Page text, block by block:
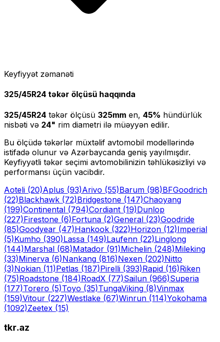
Keyfiyyət zəmanəti
325/45R24 təkər ölçüsü haqqında
325/45R24 təkər ölçüsü 325mm en, 45% hündürlük
nisbəti və 24" rim diametri ilə müəyyən edilir.
Bu ölçüdə təkərlər müxtəlif avtomobil modellərində
istifadə olunur və Azərbaycanda geniş yayılmışdır.
Keyfiyyətli təkər seçimi avtomobilinizin təhlükəsizliyi və
performansı üçün vacibdir.
Aoteli (20)Aplus (93)Arivo (55)Barum (98)BFGoodrich
(22)Blackhawk (72)Bridgestone (147)Chaoyang
(199)Continental (794)Cordiant (19)Dunlop
(227)Firestone (6)Fortuna (2)General (23)Goodride
(85)Goodyear (47)Hankook (322)Horizon (12)Imperial
(5)Kumho (390)Lassa (149)Laufenn (22)Linglong
(144)Marshal (68)Matador (91)Michelin (248)Mileking
(33)Minerva (6)Nankang (816)Nexen (202)Nitto
(3)Nokian (11)Petlas (187)Pirelli (393)Rapid (16)Riken
(75)Roadstone (184)RoadX (77)Sailun (966)Superia
(177)Torero (5)Toyo (35)TungaViking (8)Vinmax
(159)Vitour (227)Westlake (67)Winrun (114)Yokohama
(1092)Zeetex (15)
tkr.az